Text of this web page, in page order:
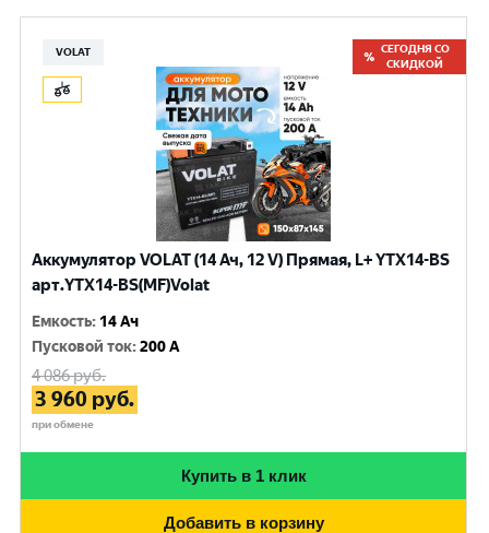
VOLAT
СЕГОДНЯ СО
СКИДКОЙ
Аккумулятор VOLAT (14 Ач, 12 V) Прямая, L+ YTX14-BS
арт.YTX14-BS(MF)Volat
Емкость: 14 Ач
Пусковой ток:200 A
4 086руб.
3 960 руб.
при обмене
Купить в 1 клик
Добавить в корзину